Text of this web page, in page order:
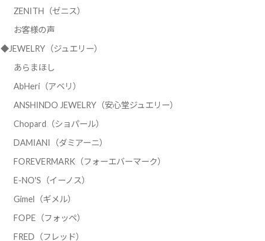
ZENITH（ゼニス）
お客様の声
◆JEWELRY（ジュエリー）
あらまほし
AbHeri（アベリ）
ANSHINDO JEWELRY（安心堂ジュエリー）
Chopard（ショパール）
DAMIANI（ダミアーニ）
FOREVERMARK（フォーエバーマーク）
E-NO'S（イーノス）
Gimel（ギメル）
FOPE（フォッペ）
FRED（フレッド）